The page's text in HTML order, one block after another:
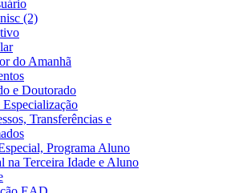
(2)
do Amanhã
e Doutorado
Transferências e
Programa Aluno
na Terceira Idade e Aluno